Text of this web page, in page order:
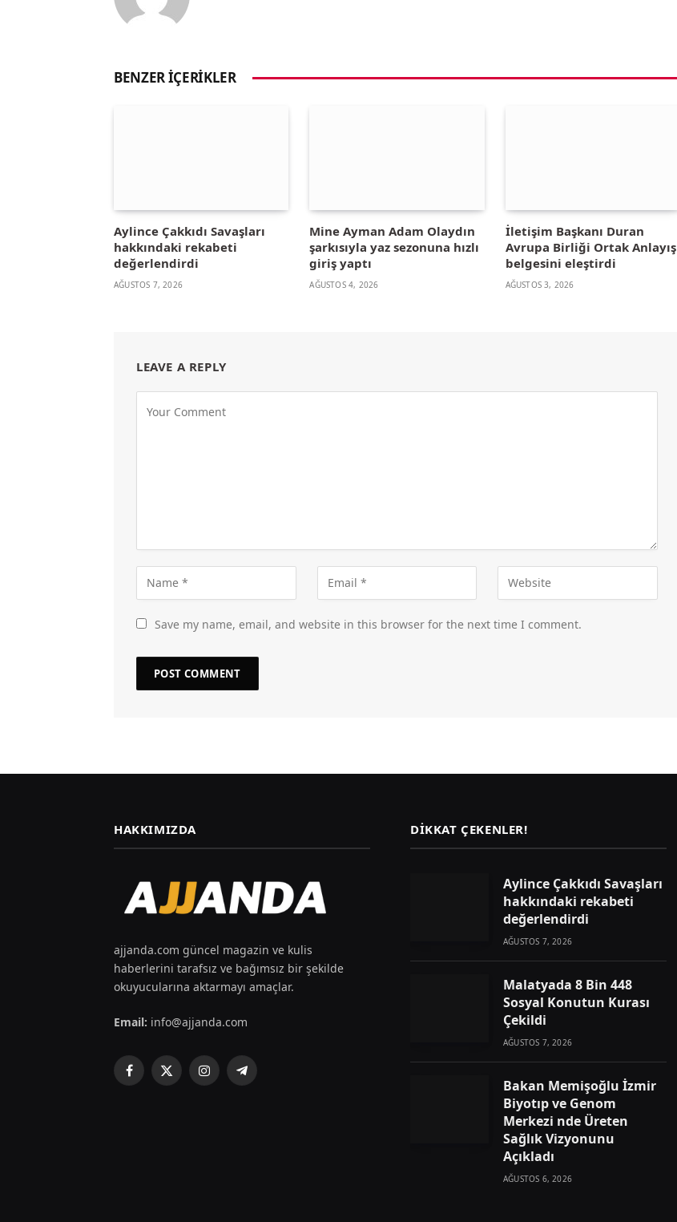
BENZER İÇERIKLER
Aylince Çakkıdı Savaşları
hakkındaki rekabeti
değerlendirdi
AĞUSTOS 7, 2026
Mine Ayman Adam Olaydın
şarkısıyla yaz sezonuna hızlı
giriş yaptı
AĞUSTOS 4, 2026
İletişim Başkanı Duran
Avrupa Birliği Ortak Anlayış
belgesini eleştirdi
AĞUSTOS 3, 2026
LEAVE A REPLY
Save my name, email, and website in this browser for the next time I comment.
HAKKIMIZDA
ajjanda.com güncel magazin ve kulis
haberlerini tarafsız ve bağımsız bir şekilde
okuyucularına aktarmayı amaçlar.
Email: info@ajjanda.com
Facebook
X
InstagramTelegram
DIKKAT ÇEKENLER!
Aylince Çakkıdı Savaşları
hakkındaki rekabeti
değerlendirdi
AĞUSTOS 7, 2026
Malatyada 8 Bin 448
Sosyal Konutun Kurası
Çekildi
AĞUSTOS 7, 2026
Bakan Memişoğlu İzmir
Biyotıp ve Genom
Merkezi nde Üreten
Sağlık Vizyonunu
Açıkladı
AĞUSTOS 6, 2026